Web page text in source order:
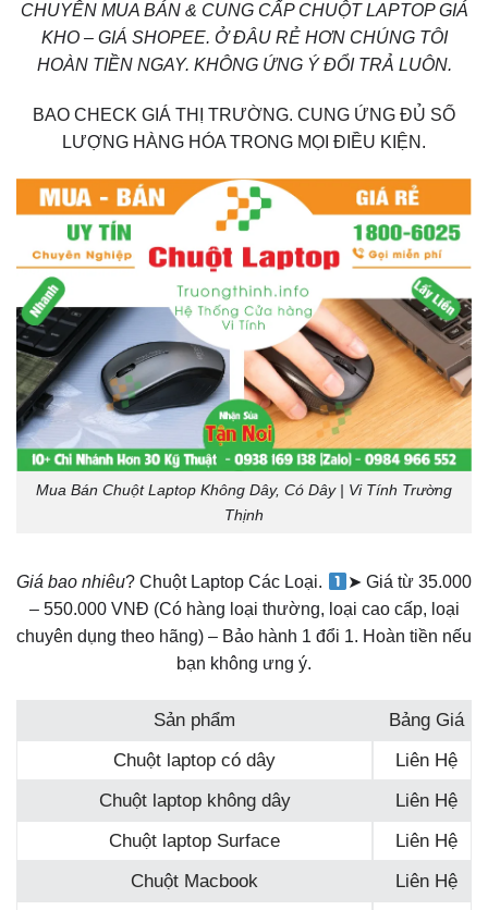
CHUYÊN MUA BÁN & CUNG CẤP CHUỘT LAPTOP GIÁ
KHO – GIÁ SHOPEE. Ở ĐÂU RẺ HƠN CHÚNG TÔI
HOÀN TIỀN NGAY. KHÔNG ỨNG Ý ĐỔI TRẢ LUÔN.
BAO CHECK GIÁ THỊ TRƯỜNG. CUNG ỨNG ĐỦ SỐ
LƯỢNG HÀNG HÓA TRONG MỌI ĐIỀU KIỆN.
Mua Bán Chuột Laptop Không Dây, Có Dây | Vi Tính Trường
Thịnh
Giá bao nhiêu? Chuột Laptop Các Loại.
➤ Giá từ 35.000
– 550.000 VNĐ (Có hàng loại thường, loại cao cấp, loại
chuyên dụng theo hãng) – Bảo hành 1 đổi 1. Hoàn tiền nếu
bạn không ưng ý.
Sản phẩm
Bảng Giá
Chuột laptop có dây
Liên Hệ
Chuột laptop không dây
Liên Hệ
Chuột laptop Surface
Liên Hệ
Chuột Macbook
Liên Hệ